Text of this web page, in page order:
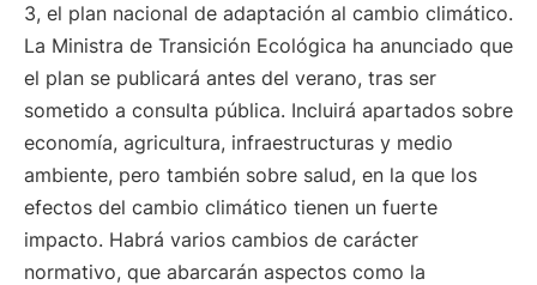
3, el plan nacional de adaptación al cambio climático.
La Ministra de Transición Ecológica ha anunciado que
el plan se publicará antes del verano, tras ser
sometido a consulta pública. Incluirá apartados sobre
economía, agricultura, infraestructuras y medio
ambiente, pero también sobre salud, en la que los
efectos del cambio climático tienen un fuerte
impacto. Habrá varios cambios de carácter
normativo, que abarcarán aspectos como la